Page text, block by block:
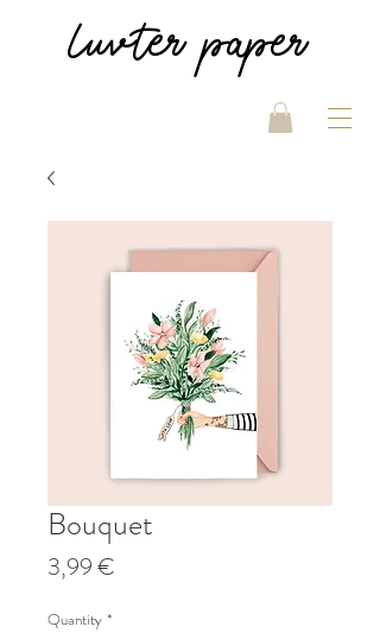
luvter paper
Bouquet
3,99 €
Quantity *